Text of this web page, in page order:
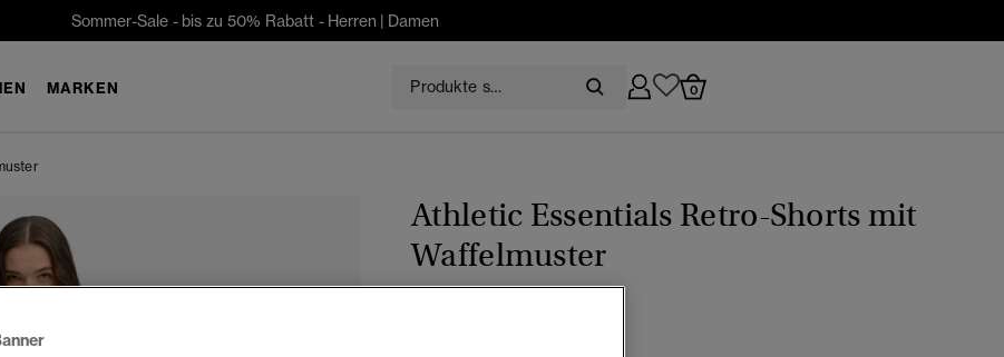
Sommer-Sale - bis zu 50% Rabatt - Herren | Damen
MARKEN 0
Athletic Essentials Retro-Shorts mit
Waffelmuster